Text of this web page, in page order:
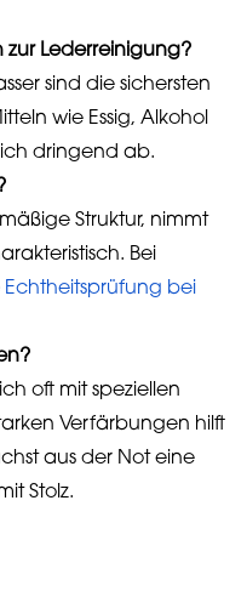
zur Lederreinigung?
sind die sichersten
wie Essig, Alkohol
dringend ab.
Struktur, nimmt
Bei
Echtheitsprüfung bei
oft mit speziellen
Verfärbungen hilft
aus der Not eine
Stolz.